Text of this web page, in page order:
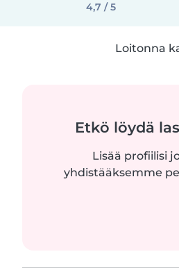
4,7 / 5
Loitonna
Etkö löydä
Lisää profiilisi
yhdistääksemme